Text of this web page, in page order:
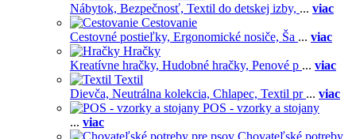
Nábytok, Bezpečnosť, Textil do detskej izby, ... viac
Cestovanie
Cestovné postieľky, Ergonomické nosiče, Ša ... viac
Hračky
Kreatívne hračky, Hudobné hračky, Penové p ... viac
Textil
Dievča, Neutrálna kolekcia, Chlapec, Textil pr ... viac
POS - vzorky a stojany
... viac
Chovateľské potreby